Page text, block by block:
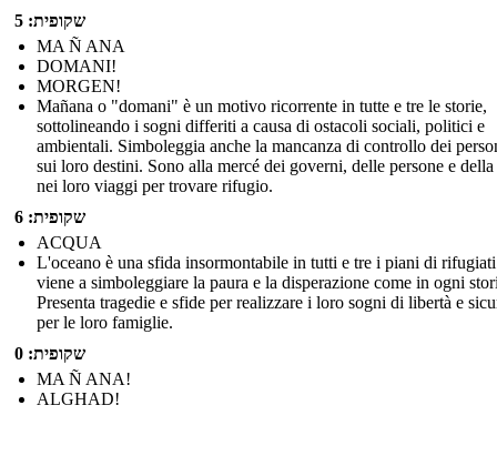
שקופית: 5
MA Ñ ANA
DOMANI!
MORGEN!
Mañana o "domani" è un motivo ricorrente in tutte e tre le storie,
sottolineando i sogni differiti a causa di ostacoli sociali, politici e
ambientali. Simboleggia anche la mancanza di controllo dei
sui loro destini. Sono alla mercé dei governi, delle persone e della
nei loro viaggi per trovare rifugio.
שקופית: 6
ACQUA
L'oceano è una sfida insormontabile in tutti e tre i piani di
viene a simboleggiare la paura e la disperazione come in ogni
Presenta tragedie e sfide per realizzare i loro sogni di libertà e
per le loro famiglie.
שקופית: 0
MA Ñ ANA!
ALGHAD!